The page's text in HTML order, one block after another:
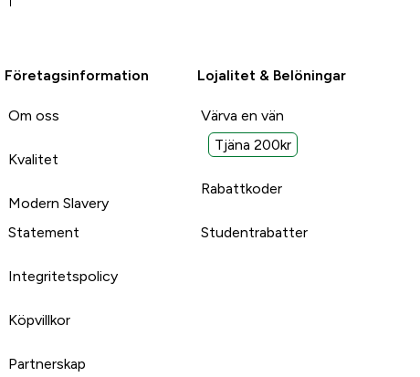
Företagsinformation
Om oss
Kvalitet
Modern Slavery
Statement
Integritetspolicy
Köpvillkor
Partnerskap
Lojalitet & Belöningar
Värva en vän
Tjäna 200kr
Rabattkoder
Studentrabatter